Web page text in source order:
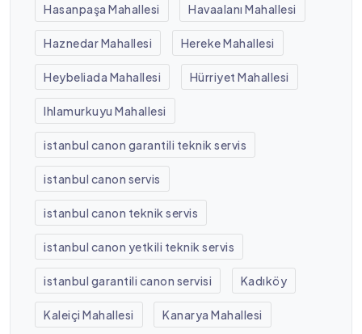
Hasanpaşa Mahallesi Havaalanı Mahallesi
Haznedar Mahallesi Hereke Mahallesi
Heybeliada Mahallesi Hürriyet Mahallesi
Ihlamurkuyu Mahallesi
istanbul canon garantili teknik servis
istanbul canon servis
istanbul canon teknik servis
istanbul canon yetkili teknik servis
istanbul garantili canon servisi Kadıköy
Kaleiçi Mahallesi Kanarya Mahallesi